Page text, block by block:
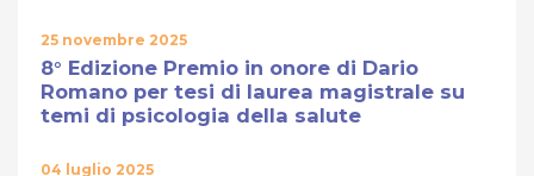
25 novembre 2025
8° Edizione Premio in onore di Dario
Romano per tesi di laurea magistrale su
temi di psicologia della salute
04 luglio 2025